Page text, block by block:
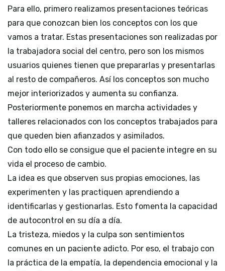
Para ello, primero realizamos presentaciones teóricas
para que conozcan bien los conceptos con los que
vamos a tratar. Estas presentaciones son realizadas por
la trabajadora social del centro, pero son los mismos
usuarios quienes tienen que prepararlas y presentarlas
al resto de compañeros. Así los conceptos son mucho
mejor interiorizados y aumenta su confianza.
Posteriormente ponemos en marcha actividades y
talleres relacionados con los conceptos trabajados para
que queden bien afianzados y asimilados.
Con todo ello se consigue que el paciente integre en su
vida el proceso de cambio.
La idea es que observen sus propias emociones, las
experimenten y las practiquen aprendiendo a
identificarlas y gestionarlas. Esto fomenta la capacidad
de autocontrol en su día a día.
La tristeza, miedos y la culpa son sentimientos
comunes en un paciente adicto. Por eso, el trabajo con
la práctica de la empatía, la dependencia emocional y la